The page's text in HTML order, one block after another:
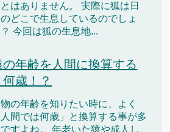
はありません。 実際に狐は日
どこで生息しているのでしょ
？ 今回は狐の生息地...
の年齢を人間に換算する
何歳！？
の年齢を知りたい時に、よく
人間では何歳」と換算する事が多
すよね。 年老いた猿や成人し